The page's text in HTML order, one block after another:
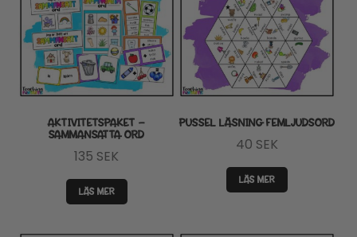
AKTIVITETSPAKET –
SAMMANSATTA ORD
135 SEK
LÄS MER
PUSSEL LÄSNING FEMLJUDSORD
40 SEK
LÄS MER